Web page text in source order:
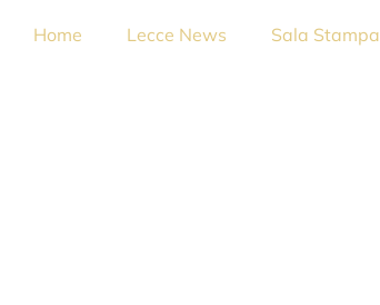
Home Lecce News Sala Stampa